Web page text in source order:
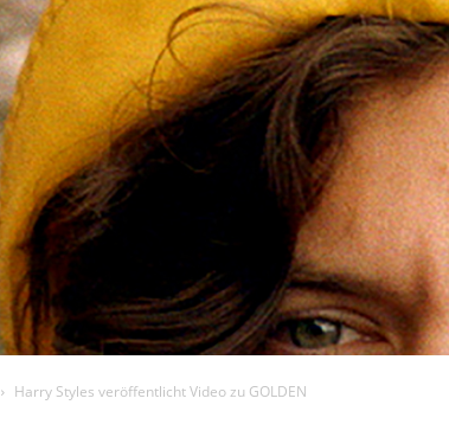
Harry Styles veröffentlicht Video zu GOLDEN